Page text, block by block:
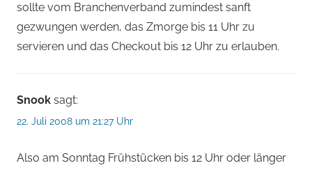
sollte vom Branchenverband zumindest sanft
gezwungen werden, das Zmorge bis 11 Uhr zu
servieren und das Checkout bis 12 Uhr zu erlauben.
Snook sagt:
22. Juli 2008 um 21:27 Uhr
Also am Sonntag Frühstücken bis 12 Uhr oder länger